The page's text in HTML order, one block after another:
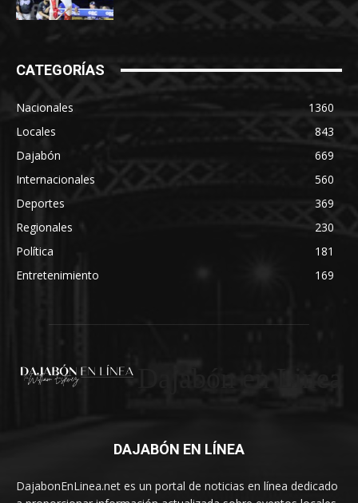
CATEGORÍAS
Nacionales
1360
Locales
843
Dajabón
669
Internacionales
560
Deportes
369
Regionales
230
Política
181
Entretenimiento
169
DAJABÓN EN LÍNEA
DajabonEnLinea.net es un portal de noticias en línea dedicado